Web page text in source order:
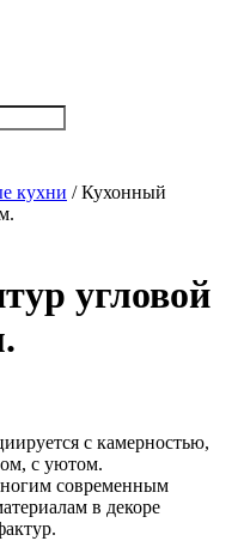
кухни / Кухонный
угловой
с камерностью,
с уютом.
современным
в декоре